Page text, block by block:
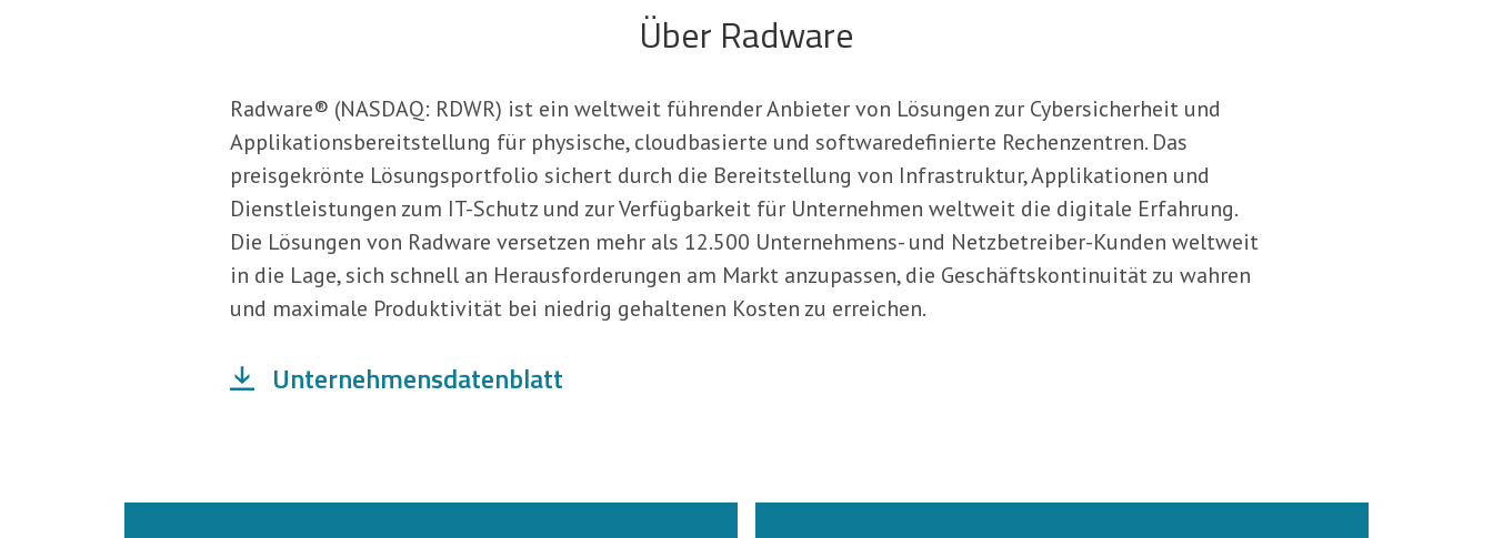
Über Radware
Radware® (NASDAQ: RDWR) ist ein weltweit führender Anbieter von Lösungen zur Cybersicherheit und
Applikationsbereitstellung für physische, cloudbasierte und softwaredefinierte Rechenzentren. Das
preisgekrönte Lösungsportfolio sichert durch die Bereitstellung von Infrastruktur, Applikationen und
Dienstleistungen zum IT-Schutz und zur Verfügbarkeit für Unternehmen weltweit die digitale Erfahrung.
Die Lösungen von Radware versetzen mehr als 12.500 Unternehmens- und Netzbetreiber-Kunden weltweit
in die Lage, sich schnell an Herausforderungen am Markt anzupassen, die Geschäftskontinuität zu wahren
und maximale Produktivität bei niedrig gehaltenen Kosten zu erreichen.
Unternehmensdatenblatt